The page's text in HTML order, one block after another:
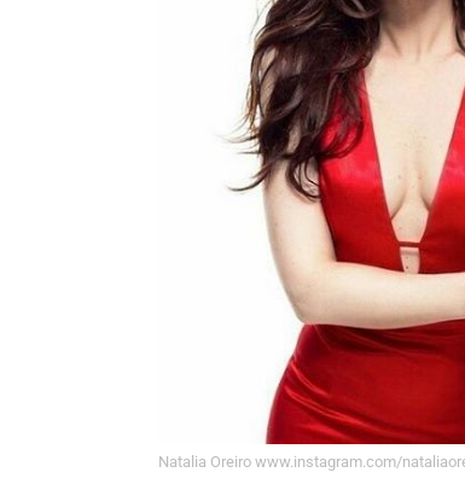
Natalia Oreiro www.instagram.com/